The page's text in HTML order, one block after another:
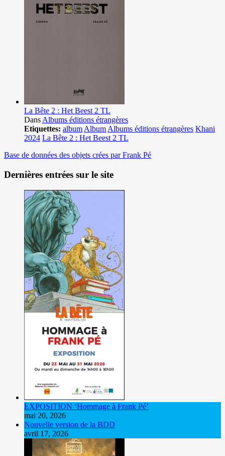
La Bête 2 : Het Beest 2 TL
Dans Albums éditions étrangères
Etiquettes: album Album Albums éditions étrangères Khani
2024 La Bête 2 : Het Beest 2 TL
Base de données des objets crées par Frank Pé
Dernières entrées sur le site
EXPOSITION ‘Hommage à Frank Pé’
mai 20, 2026
Nouvelle version de la BDD
avril 17, 2026